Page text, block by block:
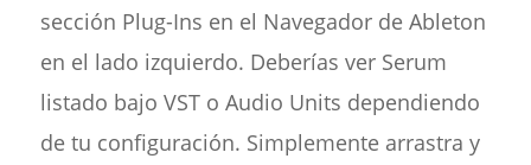
sección Plug-Ins en el Navegador de Ableton
en el lado izquierdo. Deberías ver Serum
listado bajo VST o Audio Units dependiendo
de tu configuración. Simplemente arrastra y